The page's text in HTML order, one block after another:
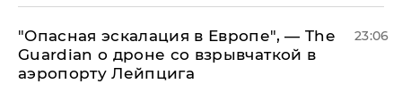
"Опасная эскалация в Европе", — The
Guardian о дроне со взрывчаткой в
аэропорту Лейпцига
23:06